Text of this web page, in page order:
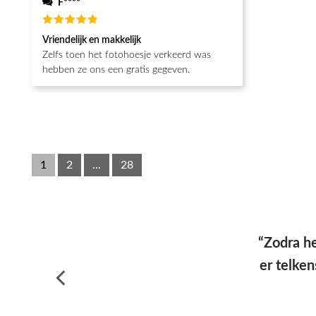
F****
Waardering
5 uit 5
Vriendelijk en makkelijk
Zelfs toen het fotohoesje verkeerd was
hebben ze ons een gratis gegeven.
1 2 ... 28